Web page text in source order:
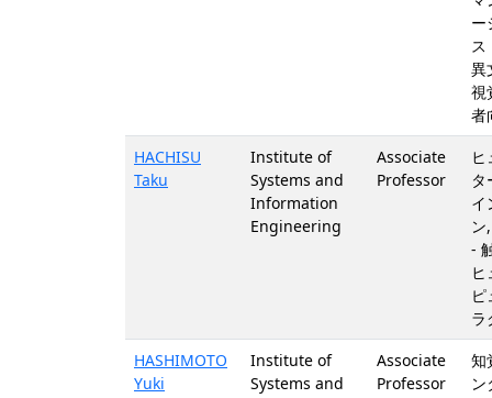
ー
ス
異
視
者
HACHISU
Taku
Institute of
Systems and
Information
Engineering
Associate
Professor
ヒ
タ
イ
ン
-
ヒ
ピ
ラ
HASHIMOTO
Yuki
Institute of
Systems and
Associate
Professor
知
ン